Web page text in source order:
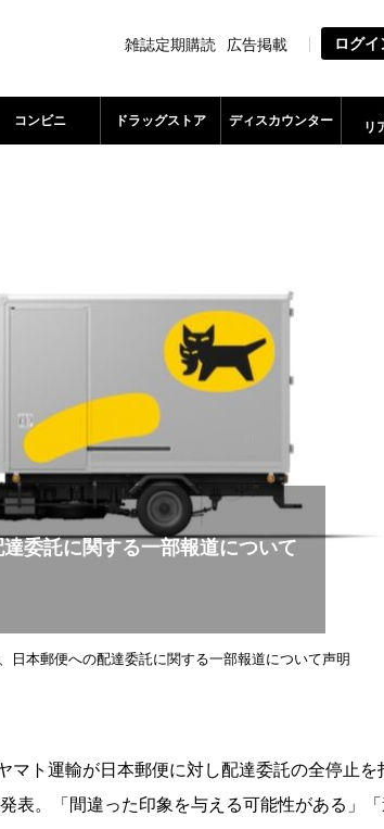
雑誌定期購読 広告掲載 ログイ
コンビニ ドラッグストア ディスカウンター
リ
委託に関する一部報道について
日本郵便への配達委託に関する一部報道について声明
マト運輸が日本郵便に対し配達委託の全停止を
表。「間違った印象を与える可能性がある」「